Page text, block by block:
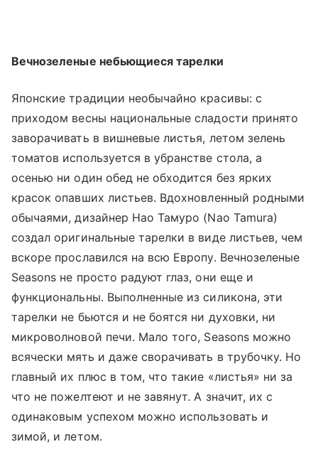
Вечнозеленые небьющиеся тарелки
Японские традиции необычайно красивы: с
приходом весны национальные сладости принято
заворачивать в вишневые листья, летом зелень
томатов используется в убранстве стола, а
осенью ни один обед не обходится без ярких
красок опавших листьев. Вдохновленный родными
обычаями, дизайнер Нао Тамуро (Nao Tamura)
создал оригинальные тарелки в виде листьев, чем
вскоре прославился на всю Европу. Вечнозеленые
Seasons не просто радуют глаз, они еще и
функциональны. Выполненные из силикона, эти
тарелки не бьются и не боятся ни духовки, ни
микроволновой печи. Мало того, Seasons можно
всячески мять и даже сворачивать в трубочку. Но
главный их плюс в том, что такие «листья» ни за
что не пожелтеют и не завянут. А значит, их с
одинаковым успехом можно использовать и
зимой, и летом.